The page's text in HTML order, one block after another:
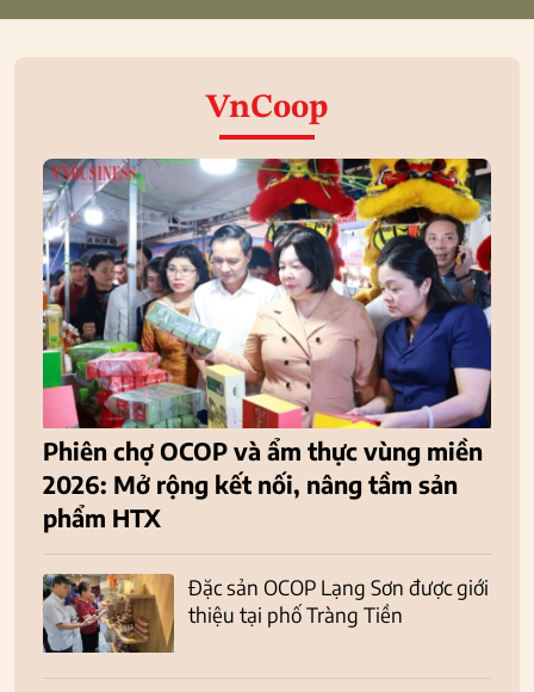
VnCoop
Phiên chợ OCOP và ẩm thực vùng miền
2026: Mở rộng kết nối, nâng tầm sản
phẩm HTX
Đặc sản OCOP Lạng Sơn được giới
thiệu tại phố Tràng Tiền